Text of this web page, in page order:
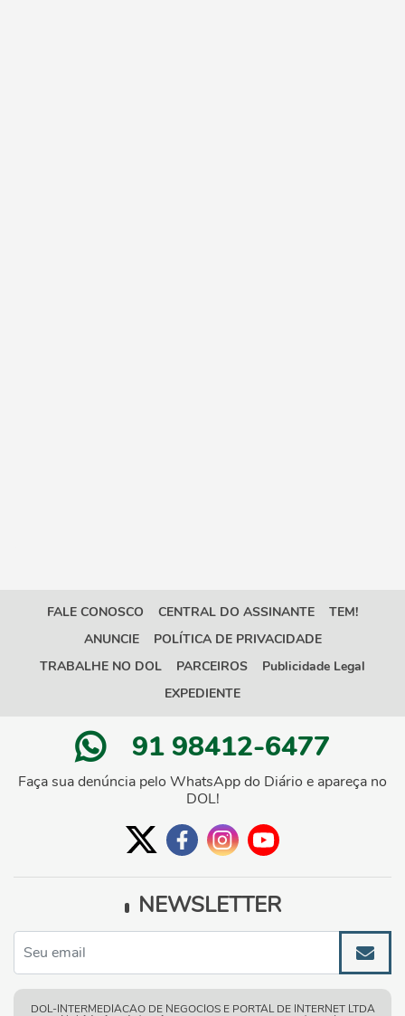
FALE CONOSCO CENTRAL DO ASSINANTE
TEM!
ANUNCIE
POLÍTICA DE PRIVACIDADE
TRABALHE NO DOL
PARCEIROS
Publicidade Legal
EXPEDIENTE
91 98412-6477
Faça sua denúncia pelo WhatsApp do Diário e apareça no
DOL!
NEWSLETTER
DOL-INTERMEDIACAO DE NEGOCIOS E PORTAL DE INTERNET LTDA